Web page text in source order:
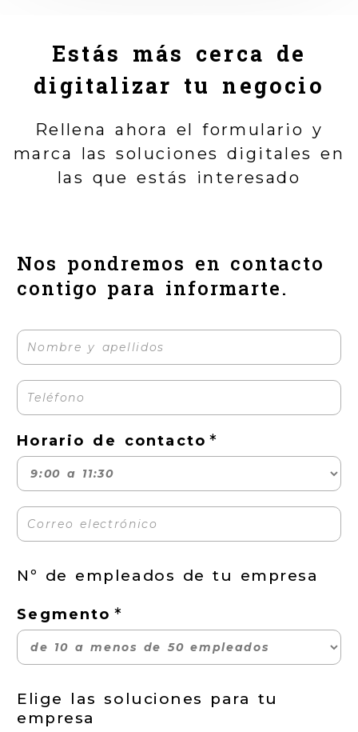
Estás más cerca de
digitalizar tu negocio
Rellena ahora el formulario y
marca las soluciones digitales en
las que estás interesado
Nos pondremos en contacto
contigo para informarte.
Horario de contacto
Nº de empleados de tu empresa
Segmento
Elige las soluciones para tu
empresa